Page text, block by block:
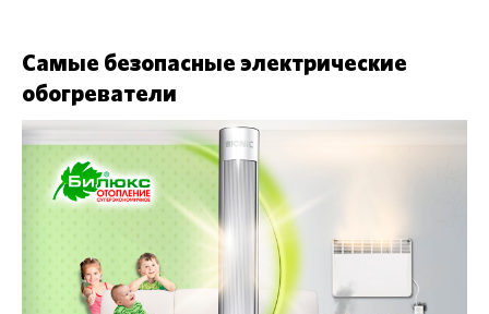
Самые безопасные электрические
обогреватели
Заказать